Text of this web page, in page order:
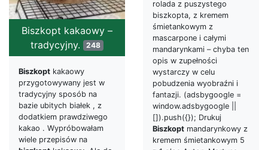
rolada z puszystego
biszkopta, z kremem
śmietankowym z
mascarpone i całymi
mandarynkami – chyba ten
opis w zupełności
wystarczy w celu
pobudzenia wyobraźni i
fantazji. (adsbygoogle =
window.adsbygoogle ||
[]).push({}); Drukuj
Biszkopt mandarynkowy z
kremem śmietankowym 5
Biszkopt kakaowy –
tradycyjny. 248
Biszkopt kakaowy
przygotowywany jest w
tradycyjny sposób na
bazie ubitych białek , z
dodatkiem prawdziwego
kakao . Wypróbowałam
wiele przepisów na